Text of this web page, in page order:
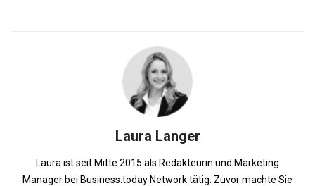
Laura Langer
Laura ist seit Mitte 2015 als Redakteurin und Marketing
Manager bei Business.today Network tätig. Zuvor machte Sie